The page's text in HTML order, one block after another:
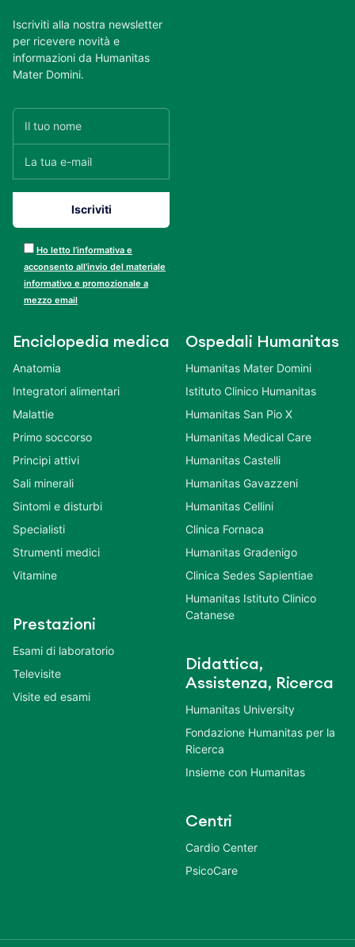
Iscriviti alla nostra newsletter
per ricevere novità e
informazioni da Humanitas
Mater Domini.
Ho letto l’informativa e
acconsento all’invio del materiale
informativo e promozionale a
mezzo email
Enciclopedia medica
Anatomia
Integratori alimentari
Malattie
Primo soccorso
Principi attivi
Sali minerali
Sintomi e disturbi
Specialisti
Strumenti medici
Vitamine
Prestazioni
Esami di laboratorio
Televisite
Visite ed esami
Ospedali Humanitas
Humanitas Mater Domini
Istituto Clinico Humanitas
Humanitas San Pio X
Humanitas Medical Care
Humanitas Castelli
Humanitas Gavazzeni
Humanitas Cellini
Clinica Fornaca
Humanitas Gradenigo
Clinica Sedes Sapientiae
Humanitas Istituto Clinico
Catanese
Didattica,
Assistenza, Ricerca
Humanitas University
Fondazione Humanitas per la
Ricerca
Insieme con Humanitas
Centri
Cardio Center
PsicoCare